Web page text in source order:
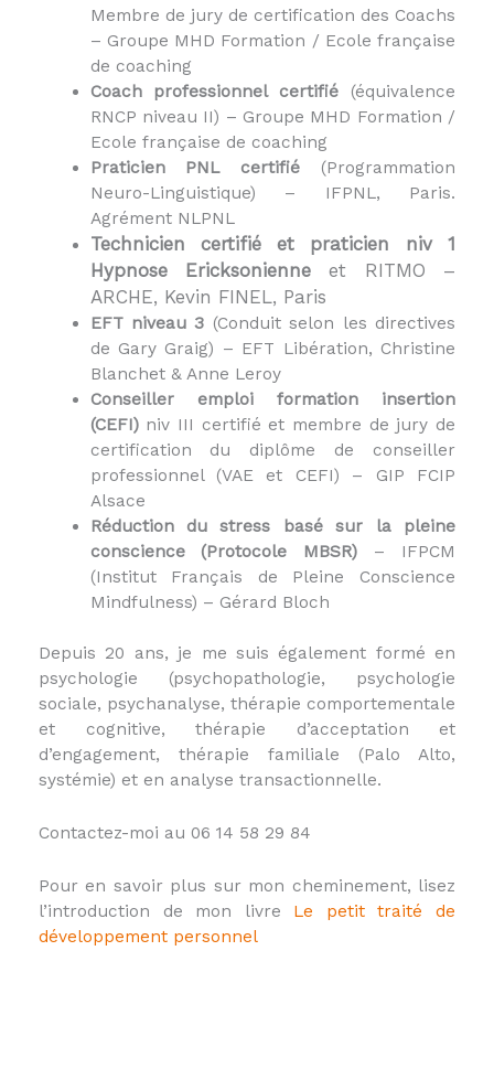
Membre de jury de certification des Coachs
– Groupe MHD Formation / Ecole française
de coaching
Coach professionnel certifié (équivalence
RNCP niveau II) – Groupe MHD Formation /
Ecole française de coaching
Praticien PNL certifié (Programmation
Neuro-Linguistique) – IFPNL, Paris.
Agrément NLPNL
Technicien certifié et praticien niv 1
Hypnose Ericksonienneet RITMO –
ARCHE, Kevin FINEL, Paris
EFT niveau 3 (Conduit selon les directives
de Gary Graig) – EFT Libération, Christine
Blanchet & Anne Leroy
Conseiller emploi formation insertion
(CEFI)niv III certifié et membre de jury de
certification du diplôme de conseiller
professionnel (VAE et CEFI) – GIP FCIP
Alsace
Réduction du stress basé sur la pleine
conscience (Protocole MBSR) – IFPCM
(Institut Français de Pleine Conscience
Mindfulness) – Gérard Bloch
Depuis 20 ans, je me suis également formé en
psychologie (psychopathologie, psychologie
sociale, psychanalyse, thérapie comportementale
et cognitive, thérapie d’acceptation et
d’engagement, thérapie familiale (Palo Alto,
systémie) et en analyse transactionnelle.
Contactez-moi au 06 14 58 29 84
Pour en savoir plus sur mon cheminement, lisez
l’introduction de mon livre Le petit traité de
développement personnel